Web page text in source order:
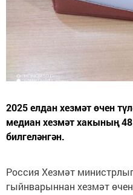
2025 елдан хезмәт өчен
медиан хезмәт хакының
билгеләнгән.
Россия Хезмәт
гыйнварыннан хезмәт